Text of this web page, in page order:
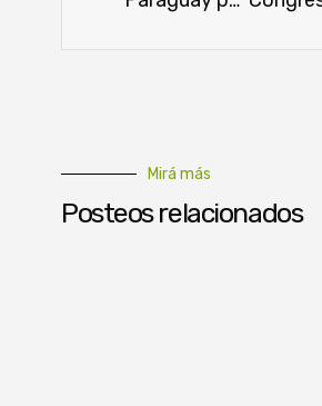
Mirá más
Posteos relacionados